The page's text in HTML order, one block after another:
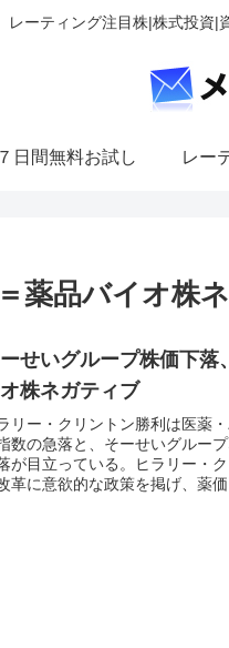
レーティング注目株|株式投資|
７日間無料お試し レー
薬品バイオ株
せいグループ株価下
株ネガティブ
リー・クリントン勝利は医薬
数の急落と、そーせいグルー
が目立っている。ヒラリー・
革に意欲的な政策を掲げ、薬